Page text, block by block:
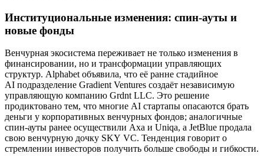
Институциональные изменения: спин-ауты и
новые фонды
Венчурная экосистема переживает не только изменения в
финансировании, но и трансформации управляющих
структур. Alphabet объявила, что её ранне стадийное
AI подразделение Gradient Ventures создаёт независимую
управляющую компанию Grdnt LLC. Это решение
продиктовано тем, что многие AI стартапы опасаются брать
деньги у корпоративных венчурных фондов; аналогичные
спин-ауты ранее осуществили Axa и Uniqa, а JetBlue продала
свою венчурную дочку SKY VC. Тенденция говорит о
стремлении инвесторов получить больше свободы и гибкости.